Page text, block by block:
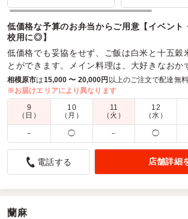
低価格な予算のお弁当からご用意【イベント
校用に◎】
低価格でも妥協をせず、ご飯は白米と十五穀
とができます。メイン料理は、大好きなおか
え、仕上げています。幅広いシーンでも対応
商品数： 27 締切日時： 1日前12:00 価格帯： 540
配達時間：
9:30～16:00
配達の方のご対応が良かった！
5.0 DHLサプライチェーンジャパン㈱
お弁当はボリュームもありコスパも良かっ
住所記載漏れがありご迷惑お掛けしました
ありがとうございました。
相模原市は15,000 〜 20,000円 以上のご注文で配達無料
※お届けエリアにより異なります
9
（日）
10
（月）
11
（火）
12
（水）
－ ◯ － ◯
電話する 店舗詳細
蘭麻